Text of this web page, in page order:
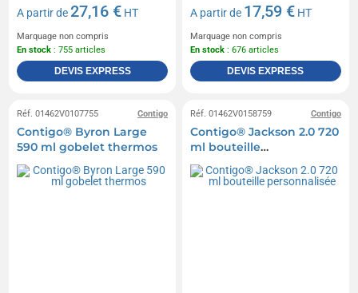
A partir de27,16 € HT
Marquage non compris
En stock : 755 articles
DEVIS EXPRESS
A partir de 17,59 € HT
Marquage non compris
En stock : 676 articles
DEVIS EXPRESS
Contigo
Réf. 01462V0107755
Contigo® Byron Large
590 ml gobelet thermos
Contigo
Réf. 01462V0158759
Contigo® Jackson 2.0 720
ml bouteille
personnalisée